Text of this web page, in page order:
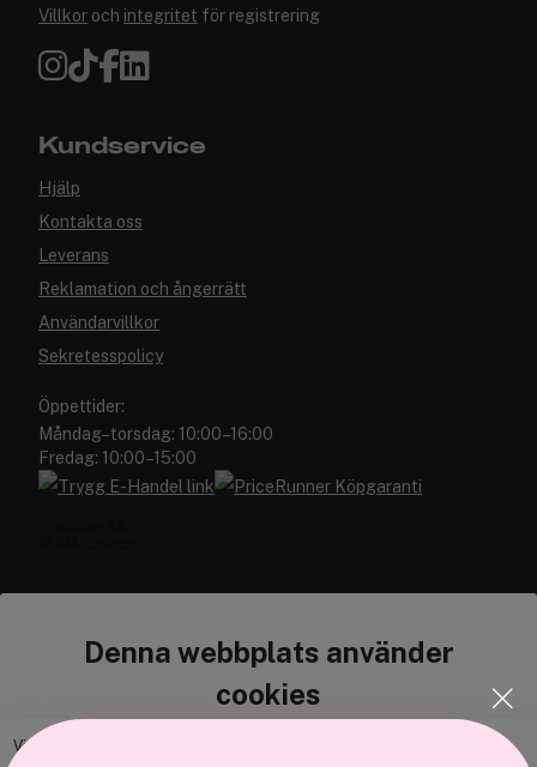
Denna webbplats använder
cookies
Vi använder enhetsidentifierare för att anpassa innehållet och
Villkor och integritet för registrering
Kundservice
Hjälp
Kontakta oss
Leverans
Reklamation och ångerrätt
Användarvillkor
Sekretesspolicy
Öppettider:
Måndag–torsdag: 10:00–16:00
Fredag: 10:00–15:00
Cocopanda.se